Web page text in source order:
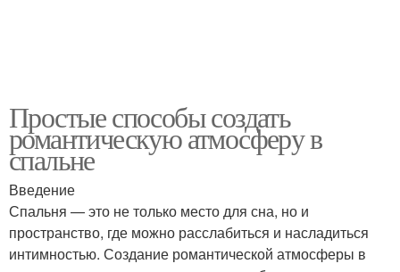
Простые способы создать
романтическую атмосферу в
спальне
Введение
Спальня — это не только место для сна, но и
пространство, где можно расслабиться и насладиться
интимностью. Создание романтической атмосферы в